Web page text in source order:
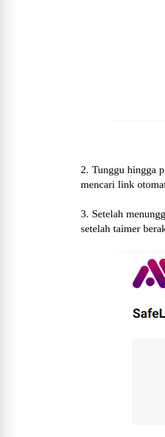
2. Tunggu hingga
mencari link
3. Setelah
setelah taimer